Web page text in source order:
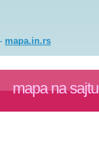
- mapa.in.rs
mapa na sajtu